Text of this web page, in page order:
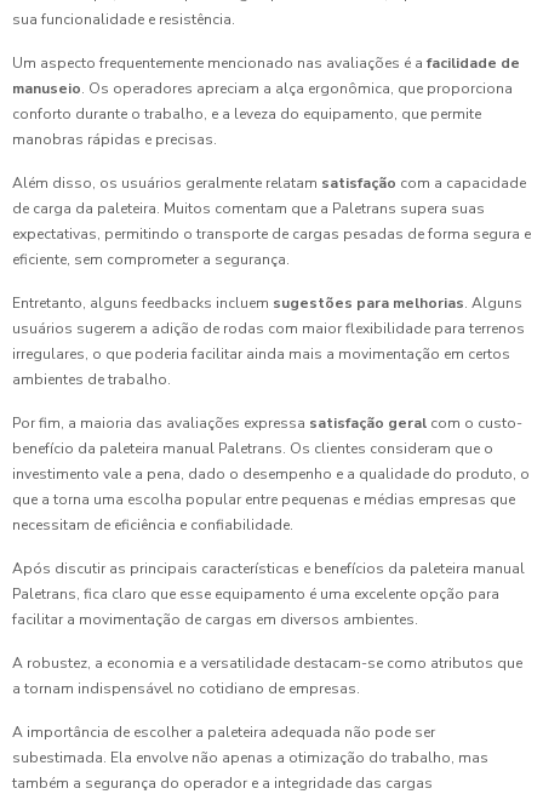
sua funcionalidade e resistência.
Um aspecto frequentemente mencionado nas avaliações é a facilidade de
manuseio. Os operadores apreciam a alça ergonômica, que proporciona
conforto durante o trabalho, e a leveza do equipamento, que permite
manobras rápidas e precisas.
Além disso, os usuários geralmente relatam satisfação com a capacidade
de carga da paleteira. Muitos comentam que a Paletrans supera suas
expectativas, permitindo o transporte de cargas pesadas de forma segura e
eficiente, sem comprometer a segurança.
Entretanto, alguns feedbacks incluem sugestões para melhorias. Alguns
usuários sugerem a adição de rodas com maior flexibilidade para terrenos
irregulares, o que poderia facilitar ainda mais a movimentação em certos
ambientes de trabalho.
Por fim, a maioria das avaliações expressa satisfação geral com o custo-
benefício da paleteira manual Paletrans. Os clientes consideram que o
investimento vale a pena, dado o desempenho e a qualidade do produto, o
que a torna uma escolha popular entre pequenas e médias empresas que
necessitam de eficiência e confiabilidade.
Após discutir as principais características e benefícios da paleteira manual
Paletrans, fica claro que esse equipamento é uma excelente opção para
facilitar a movimentação de cargas em diversos ambientes.
A robustez, a economia e a versatilidade destacam-se como atributos que
a tornam indispensável no cotidiano de empresas.
A importância de escolher a paleteira adequada não pode ser
subestimada. Ela envolve não apenas a otimização do trabalho, mas
também a segurança do operador e a integridade das cargas